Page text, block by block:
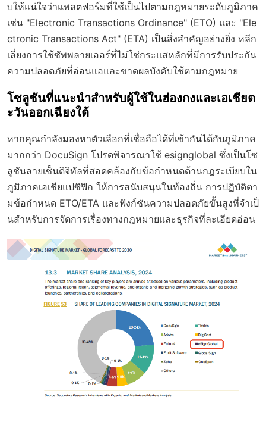
บให้แน่ใจว่าแพลตฟอร์มที่ใช้เป็นไปตามกฎหมายระดับภูมิภาค
เช่น "Electronic Transactions Ordinance" (ETO) และ "Ele
ctronic Transactions Act" (ETA) เป็นสิ่งสำคัญอย่างยิ่ง หลีก
เลี่ยงการใช้ซัพพลายเออร์ที่ไม่ใช่กระแสหลักที่มีการรับประกัน
ความปลอดภัยที่อ่อนแอและขาดผลบังคับใช้ตามกฎหมาย
โซลูชันที่แนะนำสำหรับผู้ใช้ในฮ่องกงและเอเชียต
ะวันออกเฉียงใต้
หากคุณกำลังมองหาตัวเลือกที่เชื่อถือได้ที่เข้ากันได้กับภูมิภาค
มากกว่า DocuSign โปรดพิจารณาใช้ esignglobal ซึ่งเป็นโซ
ลูชันลายเซ็นดิจิทัลที่สอดคล้องกับข้อกำหนดด้านกฎระเบียบใน
ภูมิภาคเอเชียแปซิฟิก ให้การสนับสนุนในท้องถิ่น การปฏิบัติตา
มข้อกำหนด ETO/ETA และฟังก์ชันความปลอดภัยขั้นสูงที่จำเป็
นสำหรับการจัดการเรื่องทางกฎหมายและธุรกิจที่ละเอียดอ่อน